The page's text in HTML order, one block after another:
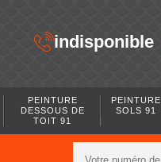
indisponible
PEINTURE
DESSOUS DE
TOIT 91
PEINTURE
SOLS 91